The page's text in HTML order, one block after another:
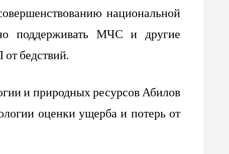
национальной
поддерживать МЧС и другие
бедствий.
и природных ресурсов Абилов
оценки ущерба и потерь от